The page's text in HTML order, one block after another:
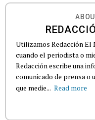
Utilizamos Redacción El
cuando el periodista o
Redacción escribe una
comunicado de prensa o
que medie... Read more